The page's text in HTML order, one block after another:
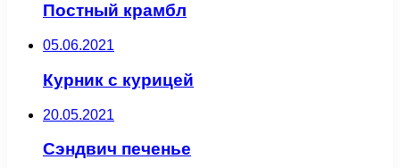
Постный крамбл
05.06.2021
Курник с курицей
20.05.2021
Сэндвич печенье